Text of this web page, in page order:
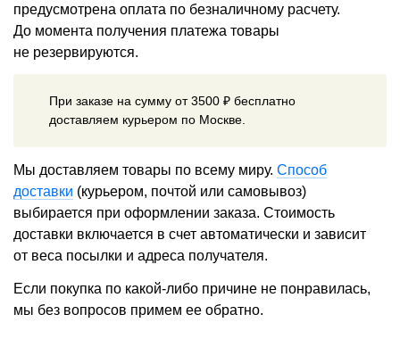
предусмотрена оплата по безналичному расчету.
До момента получения платежа товары
не резервируются.
При заказе на сумму от 3500 ₽ бесплатно
доставляем курьером по Москве.
Мы доставляем товары по всему миру. Способ
доставки (курьером, почтой или самовывоз)
выбирается при оформлении заказа. Стоимость
доставки включается в счет автоматически и зависит
от веса посылки и адреса получателя.
Если покупка по какой-либо причине не понравилась,
мы без вопросов примем ее обратно.